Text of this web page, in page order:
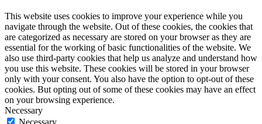
This website uses cookies to improve your experience while you
navigate through the website. Out of these cookies, the cookies that
are categorized as necessary are stored on your browser as they are
essential for the working of basic functionalities of the website. We
also use third-party cookies that help us analyze and understand how
you use this website. These cookies will be stored in your browser
only with your consent. You also have the option to opt-out of these
cookies. But opting out of some of these cookies may have an effect
on your browsing experience.
Necessary